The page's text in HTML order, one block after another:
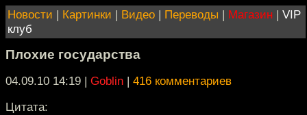
Новости | Картинки | Видео | Переводы | Магазин | VIP
клуб
Плохие государства
04.09.10 14:19 | Goblin | 416 комментариев
Цитата: